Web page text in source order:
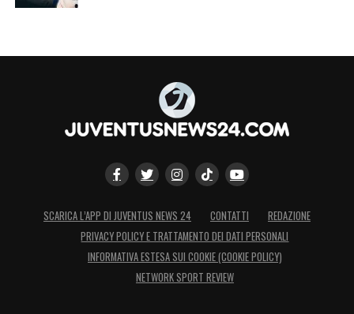
SCARICA L’APP DI JUVENTUS NEWS 24 CONTATTI
REDAZIONE
PRIVACY POLICY E TRATTAMENTO DEI DATI PERSONALI
INFORMATIVA ESTESA SUI COOKIE (COOKIE POLICY)
NETWORK SPORT REVIEW